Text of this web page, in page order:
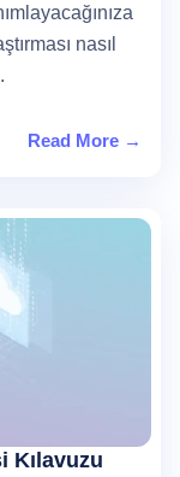
nasıl
Read More →
Kılavuzu